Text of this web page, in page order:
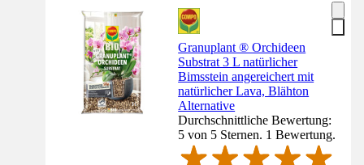
Granuplant ® Orchideen
Substrat 3 L natürlicher
Bimsstein angereichert mit
natürlicher Lava, Blähton
Alternative
Durchschnittliche Bewertung:
5 von 5 Sternen. 1 Bewertung.